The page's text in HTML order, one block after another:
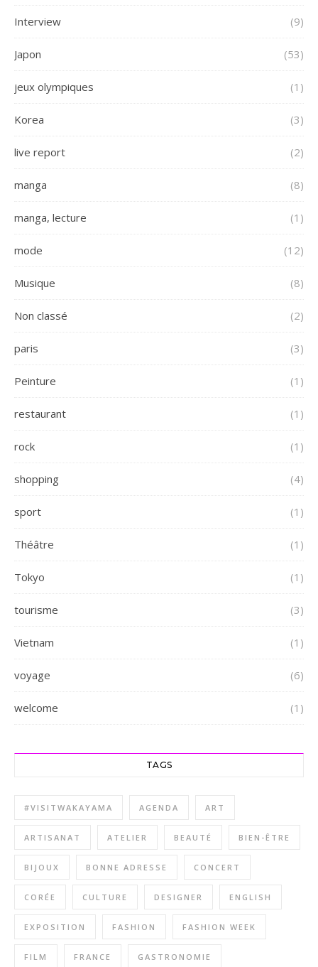
Interview (9)
Japon (53)
jeux olympiques (1)
Korea (3)
live report (2)
manga (8)
manga, lecture (1)
mode (12)
Musique (8)
Non classé (2)
paris (3)
Peinture (1)
restaurant (1)
rock (1)
shopping (4)
sport (1)
Théâtre (1)
Tokyo (1)
tourisme (3)
Vietnam (1)
voyage (6)
welcome (1)
TAGS
#VISITWAKAYAMA AGENDA ART
ARTISANAT ATELIER BEAUTÉ BIEN-ÊTRE
BIJOUX BONNE ADRESSE CONCERT
CORÉE CULTURE DESIGNER ENGLISH
EXPOSITION FASHION FASHION WEEK
FILM FRANCE GASTRONOMIE